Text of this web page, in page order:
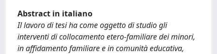
Abstract in italiano
Il lavoro di tesi ha come oggetto di studio gli
interventi di collocamento etero-familiare dei minori,
in affidamento familiare e in comunità educativa,